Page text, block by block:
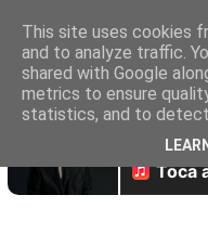
This site uses cookies
and to analyze traffic.
shared with Google
metrics to ensure
statistics, and to detect